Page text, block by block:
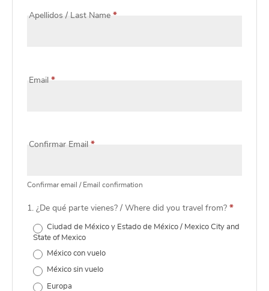
Apellidos / Last Name *
Email *
Confirmar Email *
Confirmar email / Email confirmation
1. ¿De qué parte vienes? / Where did you travel from? *
Ciudad de México y Estado de México / Mexico City and
State of Mexico
México con vuelo
México sin vuelo
Europa